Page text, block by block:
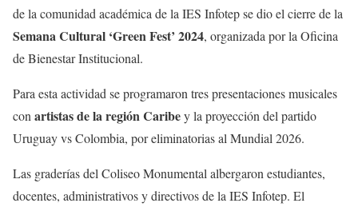
de la comunidad académica de la IES Infotep se dio el cierre de la
Semana Cultural ‘Green Fest’ 2024, organizada por la Oficina
de Bienestar Institucional.
Para esta actividad se programaron tres presentaciones musicales
con artistas de la región Caribey la proyección del partido
Uruguay vs Colombia, por eliminatorias al Mundial 2026.
Las graderías del Coliseo Monumental albergaron estudiantes,
docentes, administrativos y directivos de la IES Infotep. El